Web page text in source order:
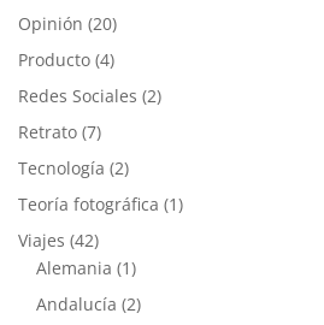
Opinión (20)
Producto (4)
Redes Sociales (2)
Retrato (7)
Tecnología (2)
Teoría fotográfica (1)
Viajes (42)
Alemania (1)
Andalucía (2)